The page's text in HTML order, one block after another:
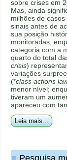
sobre crises em
Mas, ainda
milhões de
sinais antes de
sua posição
monitoradas,
categoria com a
quarto do total
crisis)
variações
(*class actions
menor nível;
tiveram um
apareceu com
Leia mais...